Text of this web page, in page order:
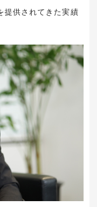
提供されてきた実績